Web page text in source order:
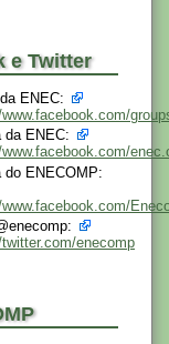
e Twitter
ENEC:
da ENEC:
do ENECOMP:
enecomp